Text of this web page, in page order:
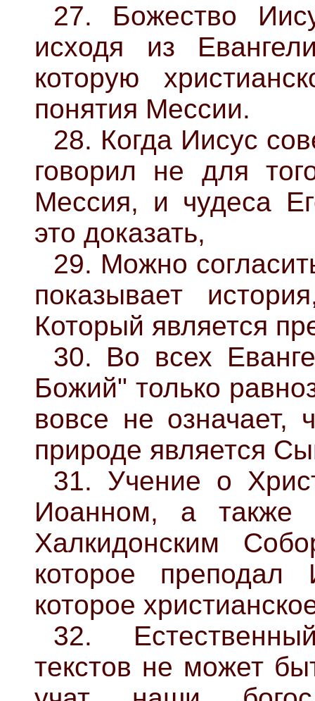
27. Божество
исходя из
которую
понятия Мессии.
28. Когда Иисус
говорил не для
Мессия, и чудеса
это доказать,
29. Можно
показывает
Который является
30. Во всех
Божий" только
вовсе не означает,
природе является
31. Учение о
Иоанном, а также
Халкидонским
которое
которое
32.
текстов не может